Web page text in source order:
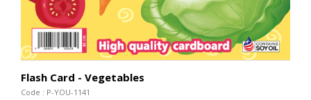
Flash Card - Vegetables
Code : P-YOU-1141